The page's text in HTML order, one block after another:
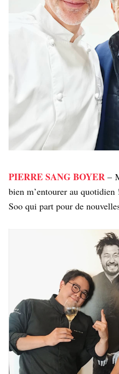
PIERRE SANG BOYER –
bien m’entourer au
Soo qui part pour de